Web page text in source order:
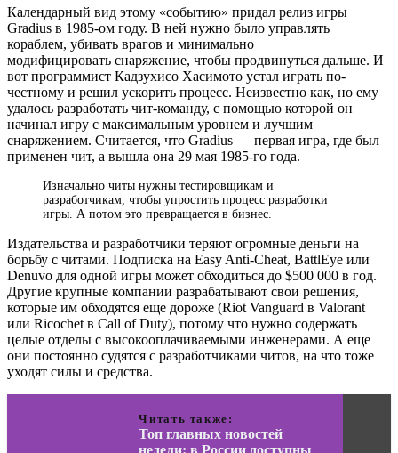
Календарный вид этому «событию» придал релиз игры
Gradius в 1985-ом году. В ней нужно было управлять
кораблем, убивать врагов и минимально
модифицировать снаряжение, чтобы продвинуться дальше. И
вот программист Кадзухисо Хасимото устал играть по-
честному и решил ускорить процесс. Неизвестно как, но ему
удалось разработать чит-команду, с помощью которой он
начинал игру с максимальным уровнем и лучшим
снаряжением. Считается, что Gradius — первая игра, где был
применен чит, а вышла она 29 мая 1985-го года.
Изначально читы нужны тестировщикам и
разработчикам, чтобы упростить процесс разработки
игры. А потом это превращается в бизнес.
Издательства и разработчики теряют огромные деньги на
борьбу с читами. Подписка на Easy Anti-Cheat, BattlEye или
Denuvo для одной игры может обходиться до $500 000 в год.
Другие крупные компании разрабатывают свои решения,
которые им обходятся еще дороже (Riot Vanguard в Valorant
или Ricochet в Call of Duty), потому что нужно содержать
целые отделы с высокооплачиваемыми инженерами. А еще
они постоянно судятся с разработчиками читов, на что тоже
уходят силы и средства.
Читать также:
Топ главных новостей